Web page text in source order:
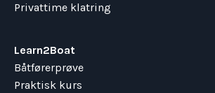
Privattime klatring
Learn2Boat
Båtførerprøve
Praktisk kurs